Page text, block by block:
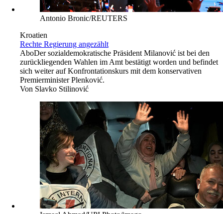
Antonio Bronic/REUTERS
Kroatien
Rechte Regierung angezählt
AboDer sozialdemokratische Präsident Milanović ist bei den
zurückliegenden Wahlen im Amt bestätigt worden und befindet
sich weiter auf Konfrontationskurs mit dem konservativen
Premierminister Plenković.
Von Slavko Stilinović